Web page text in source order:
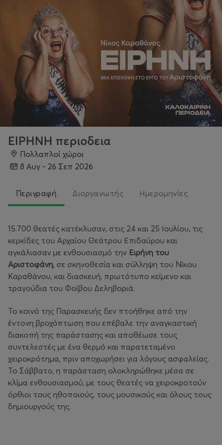
ΕΙΡΗΝΗ περιοδεια
Πολλαπλοί χώροι
8 Αυγ - 26 Σεπ 2026
Περιγραφή Διοργανωτής Ημερομηνίες
15.700 θεατές κατέκλυσαν, στις 24 και 25 Ιουλίου, τις
κερκίδες του Αρχαίου Θεάτρου Επιδαύρου και
αγκάλιασαν με ενθουσιασμό την Ειρήνη του
Αριστοφάνη, σε σκηνοθεσία και σύλληψη του Νίκου
Καραθάνου, και διασκευή, πρωτότυπο κείμενο και
τραγούδια του Φοίβου Δεληβοριά.
Το κοινό της Παρασκευής δεν πτοήθηκε από την
έντονη βροχόπτωση που επέβαλε την αναγκαστική
διακοπή της παράστασης και αποθέωσε τους
συντελεστές με ένα θερμό και παρατεταμένο
χειροκρότημα, πριν αποχωρήσει για λόγους ασφαλείας.
Το Σάββατο, η παράσταση ολοκληρώθηκε μέσα σε
κλίμα ενθουσιασμού, με τους θεατές να χειροκροτούν
όρθιοι τους ηθοποιούς, τους μουσικούς και όλους τους
δημιουργούς της.